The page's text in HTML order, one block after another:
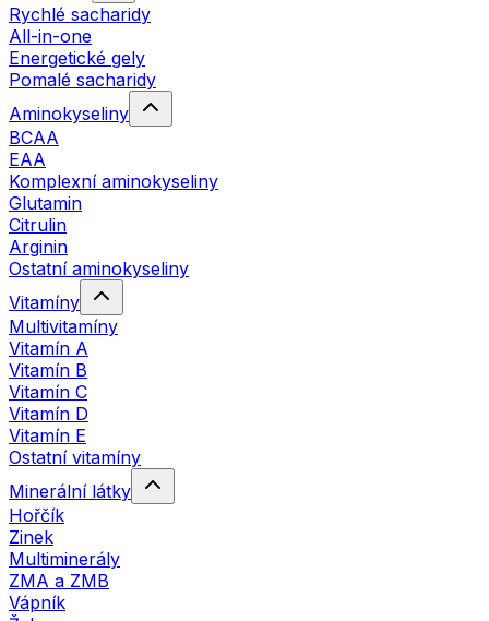
Rychlé sacharidy
All-in-one
Energetické gely
Pomalé sacharidy
Aminokyseliny
BCAA
EAA
Komplexní aminokyseliny
Glutamin
Citrulin
Arginin
Ostatní aminokyseliny
Vitamíny
Multivitamíny
Vitamín A
Vitamín B
Vitamín C
Vitamín D
Vitamín E
Ostatní vitamíny
Minerální látky
Hořčík
Zinek
Multiminerály
ZMA a ZMB
Vápník